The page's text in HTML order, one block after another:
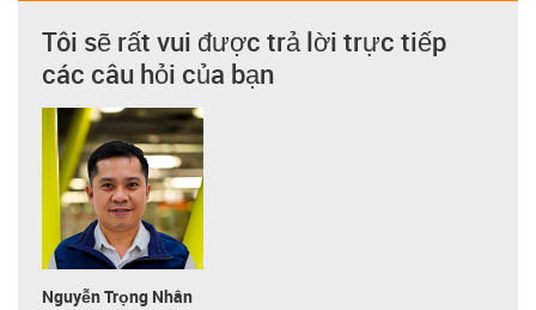
Tôi sẽ rất vui được trả lời trực tiếp
các câu hỏi của bạn
Nguyễn Trọng Nhân